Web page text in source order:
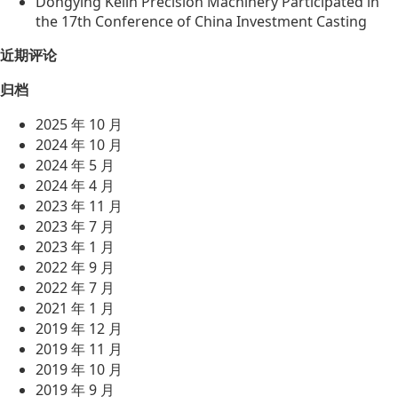
the 17th Conference of China Investment Casting
近期评论
归档
2025 年 10 月
2024 年 10 月
2024 年 5 月
2024 年 4 月
2023 年 11 月
2023 年 7 月
2023 年 1 月
2022 年 9 月
2022 年 7 月
2021 年 1 月
2019 年 12 月
2019 年 11 月
2019 年 10 月
2019 年 9 月